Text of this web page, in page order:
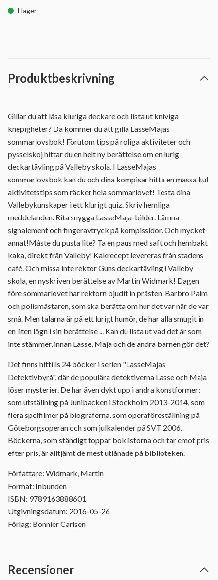
I lager
Produktbeskrivning
Gillar du att läsa kluriga deckare och lista ut kniviga
knepigheter? Då kommer du att gilla LasseMajas
sommarlovsbok! Förutom tips på roliga aktiviteter och
pysselskoj hittar du en helt ny berättelse om en lurig
deckartävling på Valleby skola. I LasseMajas
sommarlovsbok kan du och dina kompisar hitta en massa kul
aktivitetstips som räcker hela sommarlovet! Testa dina
Vallebykunskaper i ett klurigt quiz. Skriv hemliga
meddelanden. Rita snygga LasseMaja-bilder. Lämna
signalement och fingeravtryck på kompissidor. Och mycket
annat!Måste du pusta lite? Ta en paus med saft och hembakt
kaka, direkt från Valleby! Kakrecept levereras från stadens
café. Och missa inte rektor Guns deckartävling i Valleby
skola, en nyskriven berättelse av Martin Widmark! Dagen
före sommarlovet har rektorn bjudit in prästen, Barbro Palm
och polismästaren, som ska berätta om hur det var när de var
små. Men talarna är på ett lurigt humör, de har alla smugit in
en liten lögn i sin berättelse ... Kan du lista ut vad det är som
inte stämmer, innan Lasse, Maja och de andra barnen gör det?
Det finns hittills 24 böcker i serien "LasseMajas
Detektivbyrå", där de populära detektiverna Lasse och Maja
löser mysterier. De har även dykt upp i andra konstformer:
som utställning på Junibacken i Stockholm 2013-2014, som
flera spelfilmer på biograferna, som operaföreställning på
Göteborgsoperan och som julkalender på SVT 2006.
Böckerna, som ständigt toppar boklistorna och tar emot pris
efter pris, är alltjämt de mest utlånade på biblioteken.
Författare: Widmark, Martin
Format: Inbunden
ISBN: 9789163888601
Utgivningsdatum: 2016-05-26
Förlag: Bonnier Carlsen
Recensioner